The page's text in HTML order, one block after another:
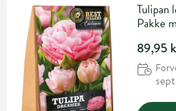
Tulipan
Pakke
89,95